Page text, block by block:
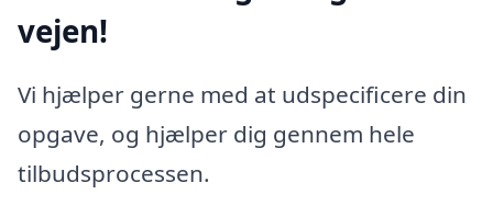
vejen!
Vi hjælper gerne med at udspecificere din
opgave, og hjælper dig gennem hele
tilbudsprocessen.